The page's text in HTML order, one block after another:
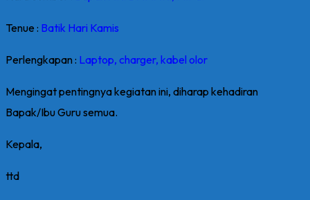
Tenue : Batik Hari Kamis
Perlengkapan : Laptop, charger, kabel olor
Mengingat pentingnya kegiatan ini, diharap kehadiran
Bapak/Ibu Guru semua.
Kepala,
ttd